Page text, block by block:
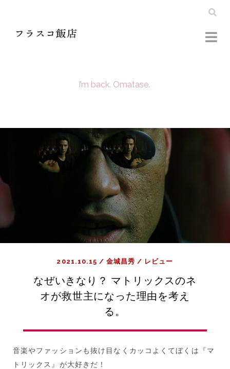
I’m back. Omatase.
2021.10.15 /金城昌秀 / レビュー
なぜいきなり？ マトリックスのネ
オが救世主になった理由を考え
る。
音楽やファッションも抜け目なくカッコよくてぼくは『マ
トリックス』が大好きだ！